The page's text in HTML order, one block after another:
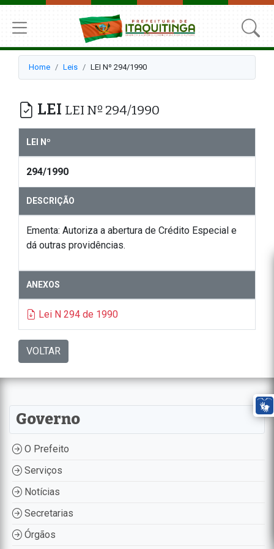
Home Leis LEI Nº 294/1990
LEI LEI Nº 294/1990
LEI Nº
294/1990
DESCRIÇÃO
Ementa: Autoriza a abertura de Crédito Especial e
dá outras providências.
ANEXOS
Lei N 294 de 1990
VOLTAR
Governo
O Prefeito
Serviços
Notícias
Secretarias
Órgãos